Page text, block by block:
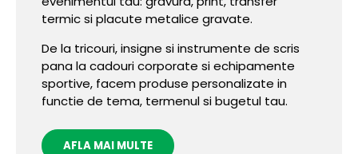
termic si placute metalice gravate.
De la tricouri, insigne si instrumente de scris
pana la cadouri corporate si echipamente
sportive, facem produse personalizate in
functie de tema, termenul si bugetul tau.
AFLA MAI MULTE